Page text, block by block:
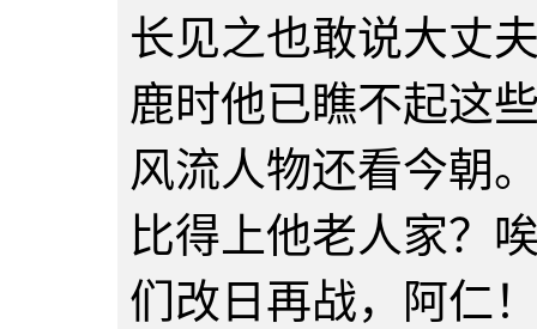
长见之也敢说大丈
鹿时他已瞧不起这
风流人物还看今朝
比得上他老人家？
们改日再战，阿仁